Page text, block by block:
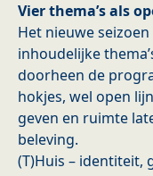
Vier thema’s als
Het nieuwe
inhoudelijke
doorheen de
hokjes, wel open
geven en ruimte
beleving.
(T)Huis – identiteit,